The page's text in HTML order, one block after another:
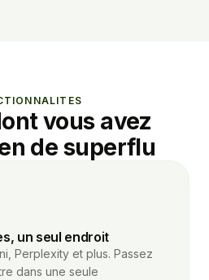
vous avez
de superflu
un seul endroit
Perplexity et plus. Passez
dans une seule